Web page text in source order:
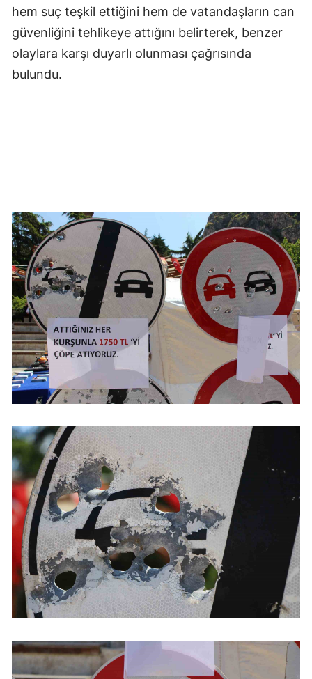
hem suç teşkil ettiğini hem de vatandaşların can
güvenliğini tehlikeye attığını belirterek, benzer
olaylara karşı duyarlı olunması çağrısında
bulundu.